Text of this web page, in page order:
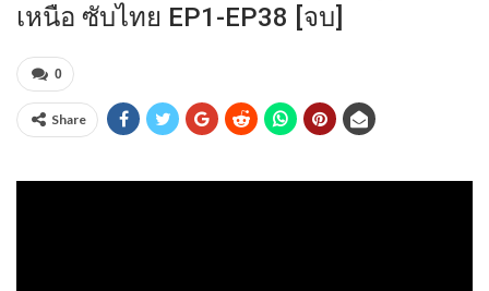
เหนือ ซับไทย EP1-EP38 [จบ]
0
Share